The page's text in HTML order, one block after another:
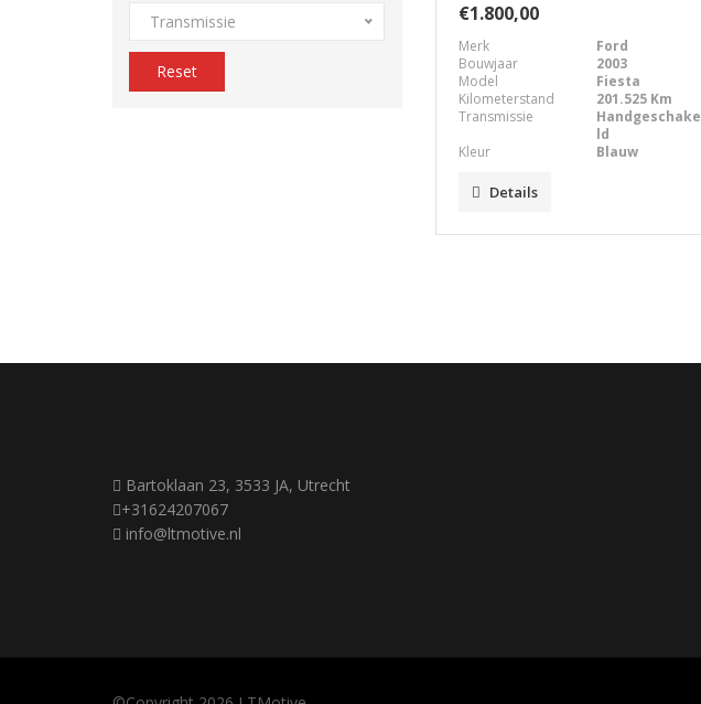
Transmissie
Reset
€1.800,00
Merk
Ford
Bouwjaar
2003
Model
Fiesta
Kilometerstand
201.525 Km
Transmissie
Handgeschake
ld
Kleur
Blauw
Details
Bartoklaan 23, 3533 JA, Utrecht
+31624207067
info@ltmotive.nl